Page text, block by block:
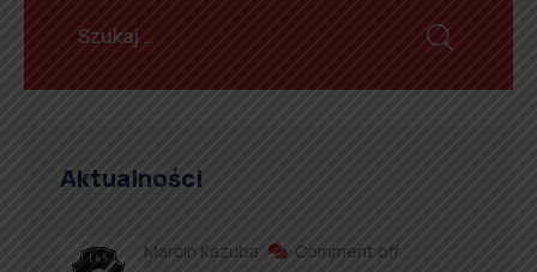
Aktualności
Marcin Kazuba Comment off